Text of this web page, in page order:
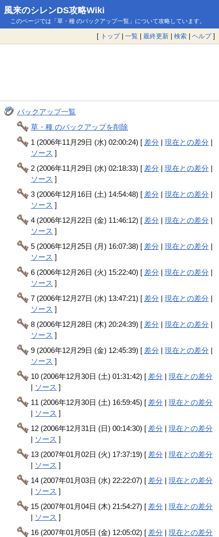
風来のシレンDS攻略Wiki
このページでは「草・種 のバックアップ一覧」について攻略しています。
[ トップ| 一覧 | 最終更新 | 検索 | ヘルプ]
バックアップ一覧
草・種 のバックアップを削除
1 (2006年11月29日 (水) 02:00:24) [ 差分 |現在との差分 |
ソース ]
2 (2006年11月29日 (水) 02:18:33) [ 差分 |現在との差分 |
ソース ]
3 (2006年12月16日 (土) 14:54:48) [ 差分 |現在との差分 |
ソース ]
4 (2006年12月22日 (金) 11:46:12) [ 差分 |現在との差分 |
ソース ]
5 (2006年12月25日 (月) 16:07:38) [ 差分 |現在との差分 |
ソース ]
6 (2006年12月26日 (火) 15:22:40) [ 差分 |現在との差分 |
ソース ]
7 (2006年12月27日 (水) 13:47:21) [ 差分 |現在との差分 |
ソース ]
8 (2006年12月28日 (木) 20:24:39) [ 差分 |現在との差分 |
ソース ]
9 (2006年12月29日 (金) 12:45:39) [ 差分 |現在との差分 |
ソース ]
10 (2006年12月30日 (土) 01:31:42) [ 差分 |現在との差分
| ソース ]
11 (2006年12月30日 (土) 16:59:45) [ 差分 |現在との差分
| ソース ]
12 (2006年12月31日 (日) 00:14:30) [ 差分 |現在との差分
| ソース ]
13 (2007年01月02日 (火) 17:37:19) [ 差分 |現在との差分
| ソース ]
14 (2007年01月03日 (水) 22:22:07) [ 差分 |現在との差分
| ソース ]
15 (2007年01月04日 (木) 21:54:27) [ 差分 |現在との差分
| ソース ]
16 (2007年01月05日 (金) 12:05:02) [ 差分 |現在との差分